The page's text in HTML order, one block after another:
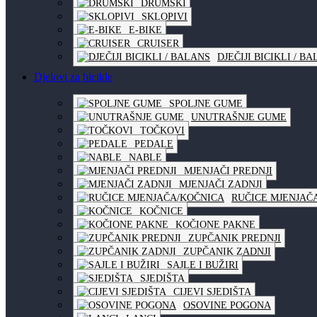
DRUMSKI
SKLOPIVI
E-BIKE
CRUISER
DJEČIJI BICIKLI /
Djelovi za bicikle
SPOLJNE GUME
UNUTRAŠNJE GUME
TOČKOVI
PEDALE
NABLE
MJENJAČI PREDNJI
MJENJAČI ZADNJI
RUČICE
KOČNICE
KOČIONE PAKNE
ZUPČANIK PREDNJI
ZUPČANIK ZADNJI
SAJLE I BUŽIRI
SJEDIŠTA
CIJEVI SJEDIŠTA
OSOVINE POGONA